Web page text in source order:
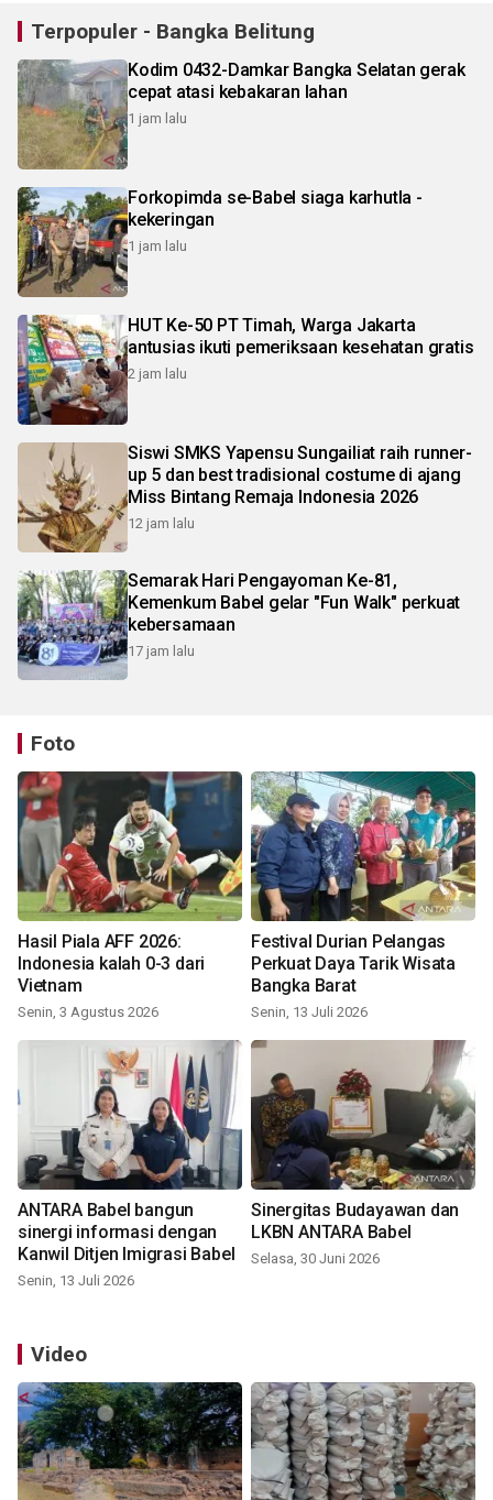
Terpopuler - Bangka Belitung
Kodim 0432-Damkar Bangka Selatan gerak
cepat atasi kebakaran lahan
1 jam lalu
Forkopimda se-Babel siaga karhutla -
kekeringan
1 jam lalu
HUT Ke-50 PT Timah, Warga Jakarta
antusias ikuti pemeriksaan kesehatan gratis
2 jam lalu
Siswi SMKS Yapensu Sungailiat raih runner-
up 5 dan best tradisional costume di ajang
Miss Bintang Remaja Indonesia 2026
12 jam lalu
Semarak Hari Pengayoman Ke-81,
Kemenkum Babel gelar "Fun Walk" perkuat
kebersamaan
17 jam lalu
Foto
Hasil Piala AFF 2026:
Indonesia kalah 0-3 dari
Vietnam
Senin, 3 Agustus 2026
Festival Durian Pelangas
Perkuat Daya Tarik Wisata
Bangka Barat
Senin, 13 Juli 2026
ANTARA Babel bangun
sinergi informasi dengan
Kanwil Ditjen Imigrasi Babel
Senin, 13 Juli 2026
Sinergitas Budayawan dan
LKBN ANTARA Babel
Selasa, 30 Juni 2026
Video